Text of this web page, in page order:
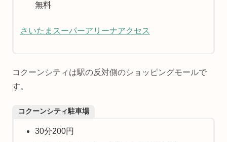
無料
さいたまスーパーアリーナアクセス
コクーンシティは駅の反対側のショッピングモールで
す。
コクーンシティ駐車場
30分200円